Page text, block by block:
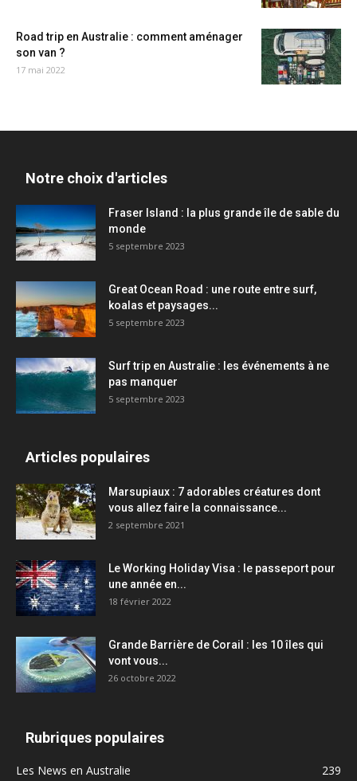
Road trip en Australie : comment aménager
son van ?
17 mai 2022
Notre choix d'articles
Fraser Island : la plus grande île de sable du
monde
5 septembre 2023
Great Ocean Road : une route entre surf,
koalas et paysages...
5 septembre 2023
Surf trip en Australie : les événements à ne
pas manquer
5 septembre 2023
Articles populaires
Marsupiaux : 7 adorables créatures dont
vous allez faire la connaissance...
2 septembre 2021
Le Working Holiday Visa : le passeport pour
une année en...
18 février 2022
Grande Barrière de Corail : les 10 îles qui
vont vous...
26 octobre 2022
Rubriques populaires
Les News en Australie
239